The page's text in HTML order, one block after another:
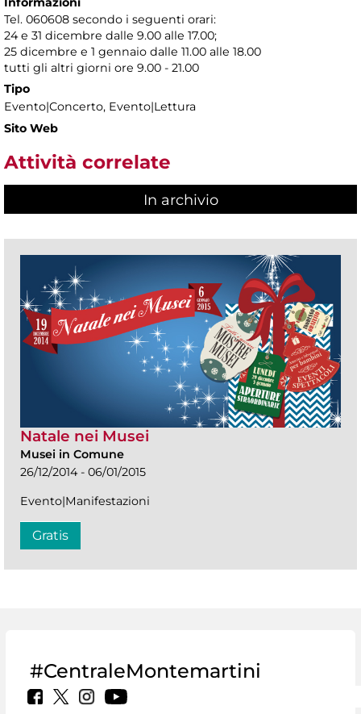
Tel. 060608 secondo i seguenti orari:
24 e 31 dicembre dalle 9.00 alle 17.00;
25 dicembre e 1 gennaio dalle 11.00 alle 18.00
tutti gli altri giorni ore 9.00 - 21.00
Tipo
Evento|Concerto, Evento|Lettura
Sito Web
Attività correlate
In archivio
Natale nei Musei
Musei in Comune
26/12/2014 - 06/01/2015
Evento|Manifestazioni
Gratis
#CentraleMontemartini